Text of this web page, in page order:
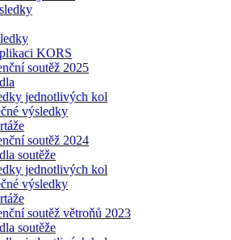
KORS
soutěž 2025
jednotlivých kol
výsledky
soutěž 2024
soutěže
jednotlivých kol
výsledky
soutěž větroňů 2023
soutěže